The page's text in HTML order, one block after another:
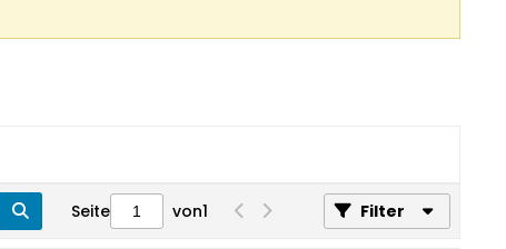
Seite von1 Filter